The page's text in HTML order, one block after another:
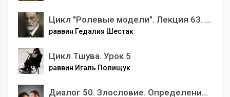
Цикл "Ролевые модели". Лекция 63. Кто Вы герр Фрейд? Оговорки по Фрейду или загадка гения.
раввин Гедалия Шестак
Цикл Тшува. Урок 5
раввин Игаль Полищук
Диалог 50. Злословие. Определение и грани. Еврейский взгляд